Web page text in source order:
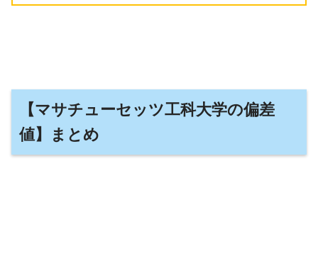
【マサチューセッツ工科大学の偏差
値】まとめ